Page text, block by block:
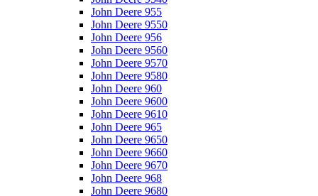
John Deere 955
John Deere 9550
John Deere 956
John Deere 9560
John Deere 9570
John Deere 9580
John Deere 960
John Deere 9600
John Deere 9610
John Deere 965
John Deere 9650
John Deere 9660
John Deere 9670
John Deere 968
John Deere 9680